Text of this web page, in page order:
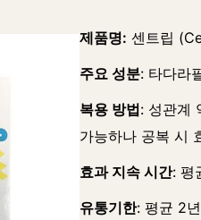
제품명: 센트립
주요 성분: 타다라
복용 방법: 성관계
가능하나 공복 시
효과 지속 시간: 평
유통기한: 평균 2년